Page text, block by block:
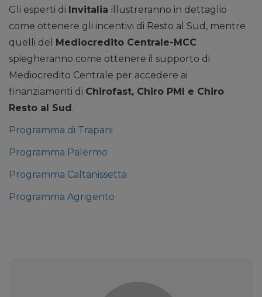
Gli esperti di Invitalia illustreranno in dettaglio
come ottenere gli incentivi di Resto al Sud, mentre
quelli del Mediocredito Centrale-MCC
spiegheranno come ottenere il supporto di
Mediocredito Centrale per accedere ai
finanziamenti di Chirofast, Chiro PMI e Chiro
Resto al Sud.
Programma di Trapani
Programma Palermo
Programma Caltanissetta
Programma Agrigento